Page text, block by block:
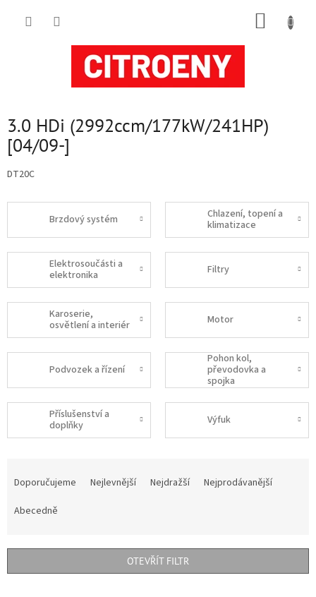
3.0 HDi (2992ccm/177kW/241HP)
[04/09-]
DT20C
Brzdový systém
Chlazení, topení a
klimatizace
Elektrosoučásti a
elektronika
Filtry
Karoserie,
osvětlení a interiér
Motor
Podvozek a řízení
Pohon kol,
převodovka a
spojka
Příslušenství a
doplňky
Výfuk
r
Doporučujeme Nejlevnější Nejdražší
Nejprodávanější
Abecedně
OTEVŘÍT FILTR